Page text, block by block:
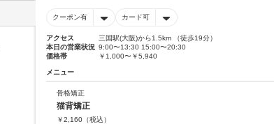
クーポン有 カード可
アクセス
三国駅(大阪)から1.5km （徒歩19分）
本日の営業状況 9:00〜13:30 15:00〜20:30
価格帯
￥1,000〜￥5,940
メニュー
骨格矯正
猫背矯正
￥2,160 （税込）